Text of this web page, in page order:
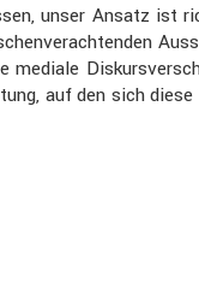
unser Ansatz ist
auf den sich